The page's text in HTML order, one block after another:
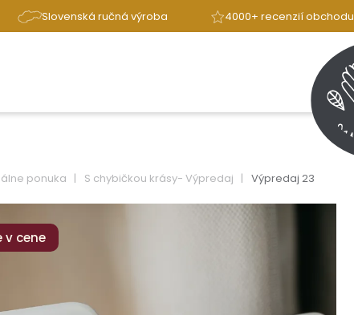
Slovenská ručná výroba 4000+ recenzií obchodu
ponuka S chybičkou krásy- Výpredaj Výpredaj 23
v cene